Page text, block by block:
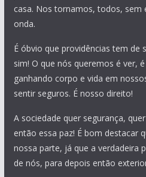
casa. Nos tornamos, todos, sem
onda.
É óbvio que providências tem de
sim! O que nós queremos é ver,
ganhando corpo e vida em
sentir seguros. É nosso direito!
A sociedade quer segurança,
então essa paz! É bom destacar
nossa parte, já que a verdadeira
de nós, para depois então